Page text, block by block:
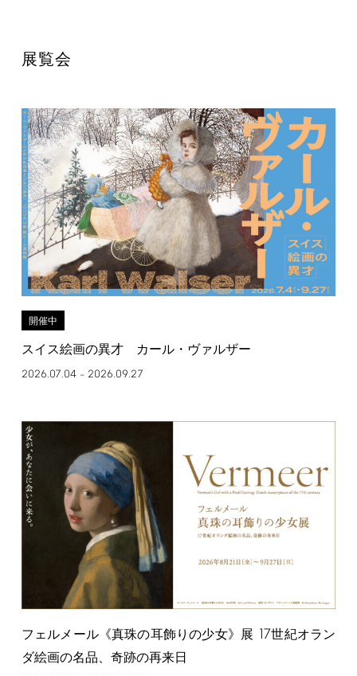
展覧会
開催中
スイス絵画の異才 カール・ヴァルザー
2026.07.04– 2026.09.27
フェルメール《真珠の耳飾りの少女》展 17世紀オラン
ダ絵画の名品、奇跡の再来日